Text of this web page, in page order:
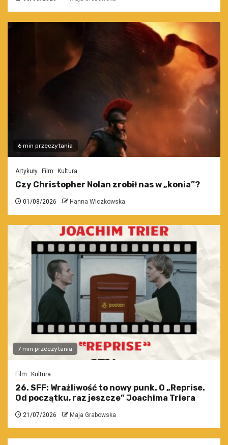
6 min przeczytania
Artykuły Film Kultura
Czy Christopher Nolan zrobił nas w „konia”?
01/08/2026 Hanna Wiczkowska
7 min przeczytania
Film Kultura
26. SFF: Wrażliwość to nowy punk. O „Reprise.
Od początku, raz jeszcze” Joachima Triera
21/07/2026 Maja Grabowska